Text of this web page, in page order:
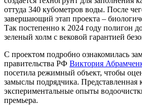
оттуда 340 кубометров воды. После
завершающий этап проекта –
Так постепенно к 2024 году полигон
зеленый холм с вековой гарантией
С проектом подробно ознакомилась
правительства РФ Виктория
посетила режимный объект, чтобы
замыслы подрядчика. Представленная
экспериментальные опыты
премьера.